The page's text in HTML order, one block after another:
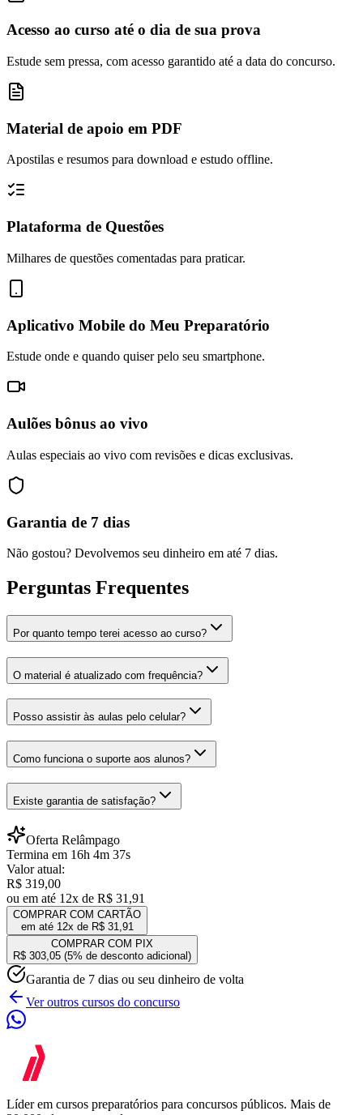
Acesso ao curso até o dia de sua prova
Estude sem pressa, com acesso garantido até a data do concurso.
Material de apoio em PDF
Apostilas e resumos para download e estudo offline.
Plataforma de Questões
Milhares de questões comentadas para praticar.
Aplicativo Mobile do Meu Preparatório
Estude onde e quando quiser pelo seu smartphone.
Aulões bônus ao vivo
Aulas especiais ao vivo com revisões e dicas exclusivas.
Garantia de 7 dias
Não gostou? Devolvemos seu dinheiro em até 7 dias.
Perguntas Frequentes
Por quanto tempo terei acesso ao curso?
O material é atualizado com frequência?
Posso assistir às aulas pelo celular?
Como funciona o suporte aos alunos?
Existe garantia de satisfação?
Oferta Relâmpago
Termina em 16h 4m 37s
Valor atual:
R$ 319,00
ou em até 12x de R$ 31,91
COMPRAR COM CARTÃO
em até 12x de R$ 31,91
COMPRAR COM PIX
R$ 303,05 (5% de desconto adicional)
Garantia de 7 dias ou seu dinheiro de volta
Ver outros cursos do concurso
Líder em cursos preparatórios para concursos públicos. Mais de